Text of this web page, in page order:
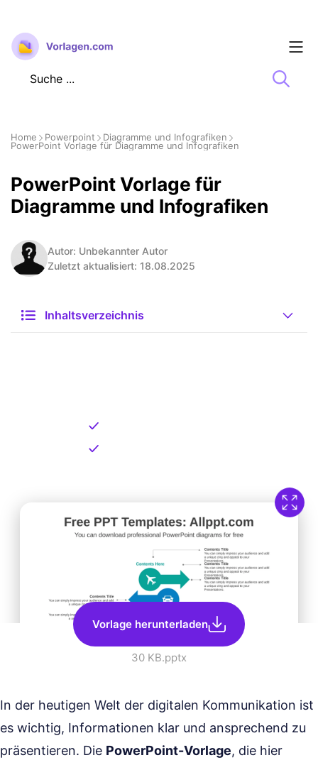
Zum
Inhalt
springen
Home Powerpoint
Diagramme und Infografiken
PowerPoint Vorlage für Diagramme und Infografiken
PowerPoint Vorlage für
Diagramme und Infografiken
Autor: Unbekannter Autor
Zuletzt aktualisiert: 18.08.2025
Inhaltsverzeichnis
Vorlage herunterladen
30 KB.pptx
In der heutigen Welt der digitalen Kommunikation ist
es wichtig, Informationen klar und ansprechend zu
präsentieren. Die PowerPoint-Vorlage, die hier